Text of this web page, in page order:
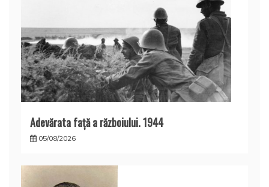
Adevărata față a războiului. 1944
05/08/2026